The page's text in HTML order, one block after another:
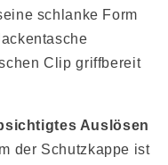
schlanke Form
Clip griffbereit
Auslösen
der Schutzkappe ist